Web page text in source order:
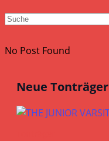
No Post Found
Neue Tonträger